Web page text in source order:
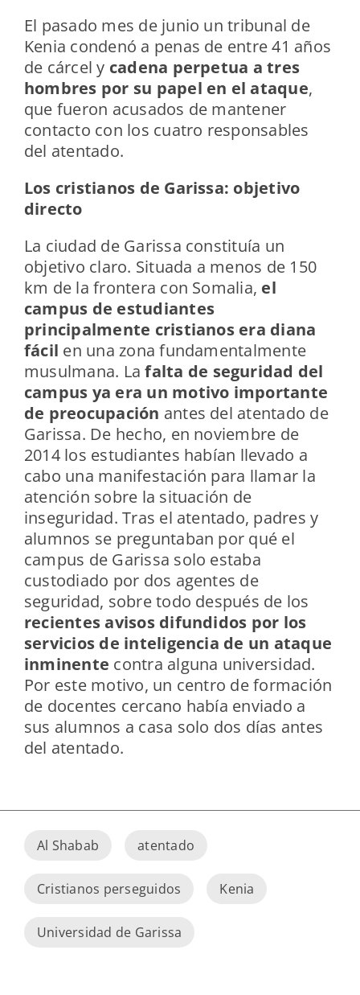
El pasado mes de junio un tribunal de
Kenia condenó a penas de entre 41 años
de cárcel y cadena perpetua a tres
hombres por su papel en el ataque,
que fueron acusados de mantener
contacto con los cuatro responsables
del atentado.
Los cristianos de Garissa: objetivo
directo
La ciudad de Garissa constituía un
objetivo claro. Situada a menos de 150
km de la frontera con Somalia, el
campus de estudiantes
principalmente cristianos era diana
fácil en una zona fundamentalmente
musulmana. Lafalta de seguridad del
campus ya era un motivo importante
de preocupación antes del atentado de
Garissa. De hecho, en noviembre de
2014 los estudiantes habían llevado a
cabo una manifestación para llamar la
atención sobre la situación de
inseguridad. Tras el atentado, padres y
alumnos se preguntaban por qué el
campus de Garissa solo estaba
custodiado por dos agentes de
seguridad, sobre todo después de los
recientes avisos difundidos por los
servicios de inteligencia de un ataque
inminente contra alguna universidad.
Por este motivo, un centro de formación
de docentes cercano había enviado a
sus alumnos a casa solo dos días antes
del atentado.
Al Shabab atentado
Cristianos perseguidos Kenia
Universidad de Garissa